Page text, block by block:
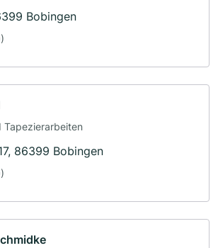
Bobingen
Tapezierarbeiten
86399 Bobingen